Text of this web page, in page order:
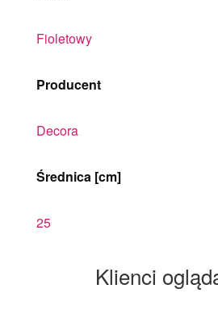
Fioletowy
Producent
Decora
Średnica [cm]
25
Klienci